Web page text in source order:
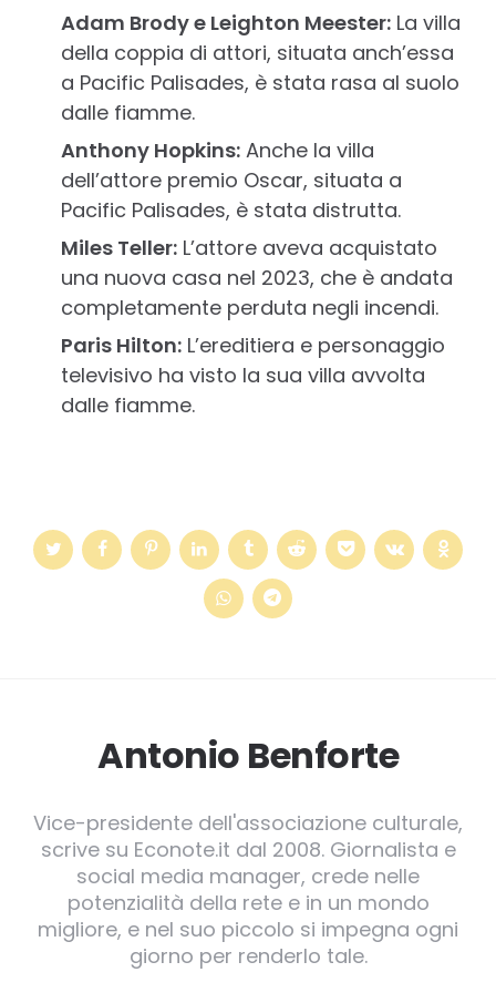
Adam Brody e Leighton Meester: La villa
della coppia di attori, situata anch’essa
a Pacific Palisades, è stata rasa al suolo
dalle fiamme.
Anthony Hopkins: Anche la villa
dell’attore premio Oscar, situata a
Pacific Palisades, è stata distrutta.
Miles Teller: L’attore aveva acquistato
una nuova casa nel 2023, che è andata
completamente perduta negli incendi.
Paris Hilton: L’ereditiera e personaggio
televisivo ha visto la sua villa avvolta
dalle fiamme.
Antonio Benforte
Vice-presidente dell'associazione culturale,
scrive su Econote.it dal 2008. Giornalista e
social media manager, crede nelle
potenzialità della rete e in un mondo
migliore, e nel suo piccolo si impegna ogni
giorno per renderlo tale.